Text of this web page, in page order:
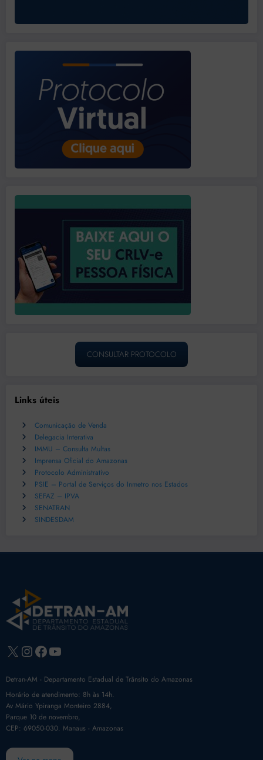
CONSULTAR PROTOCOLO
Links úteis
Comunicação de Venda
Delegacia Interativa
IMMU – Consulta Multas
Imprensa Oficial do Amazonas
Protocolo Administrativo
PSIE – Portal de Serviços do Inmetro nos Estados
SEFAZ – IPVA
SENATRAN
SINDESDAM
X Instagram
Facebook
Youtube
Detran-AM - Departamento Estadual de Trânsito do Amazonas
Horário de atendimento: 8h às 14h.
Av Mário Ypiranga Monteiro 2884,
Parque 10 de novembro,
CEP: 69050-030. Manaus - Amazonas